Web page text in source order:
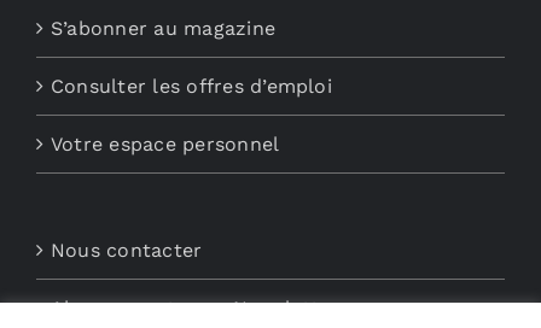
S’abonner au magazine
Consulter les offres d’emploi
Votre espace personnel
Nous contacter
Abonnements aux Newsletters